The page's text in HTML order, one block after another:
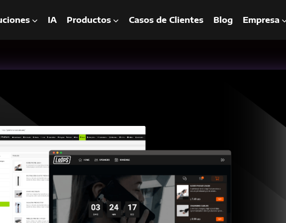
IA Productos Casos de Clientes Blog Empresa